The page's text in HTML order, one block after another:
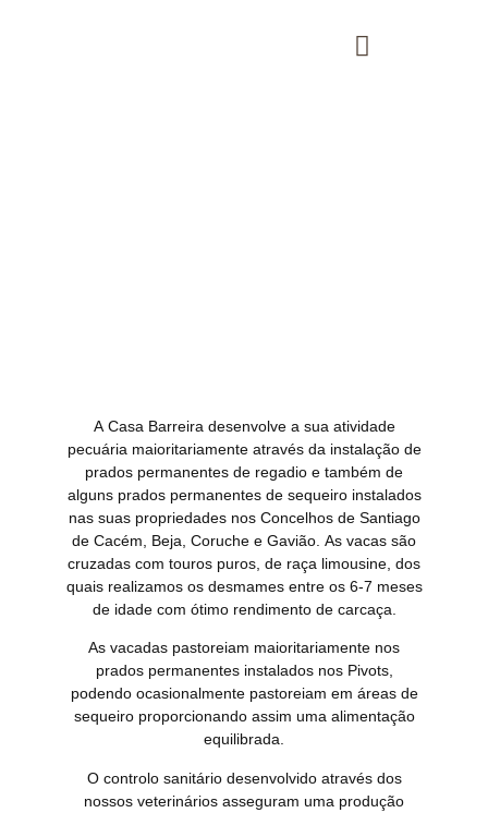
A Casa Barreira desenvolve a sua atividade
pecuária maioritariamente através da instalação de
prados permanentes de regadio e também de
alguns prados permanentes de sequeiro instalados
nas suas propriedades nos Concelhos de Santiago
de Cacém, Beja, Coruche e Gavião. As vacas são
cruzadas com touros puros, de raça limousine, dos
quais realizamos os desmames entre os 6-7 meses
de idade com ótimo rendimento de carcaça.
As vacadas pastoreiam maioritariamente nos
prados permanentes instalados nos Pivots,
podendo ocasionalmente pastoreiam em áreas de
sequeiro proporcionando assim uma alimentação
equilibrada.
O controlo sanitário desenvolvido através dos
nossos veterinários asseguram uma produção